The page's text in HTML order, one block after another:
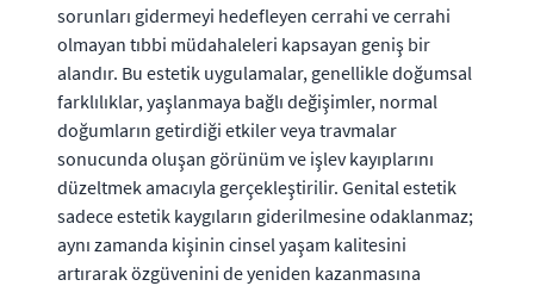
sorunları gidermeyi hedefleyen cerrahi ve cerrahi
olmayan tıbbi müdahaleleri kapsayan geniş bir
alandır. Bu estetik uygulamalar, genellikle doğumsal
farklılıklar, yaşlanmaya bağlı değişimler, normal
doğumların getirdiği etkiler veya travmalar
sonucunda oluşan görünüm ve işlev kayıplarını
düzeltmek amacıyla gerçekleştirilir. Genital estetik
sadece estetik kaygıların giderilmesine odaklanmaz;
aynı zamanda kişinin cinsel yaşam kalitesini
artırarak özgüvenini de yeniden kazanmasına